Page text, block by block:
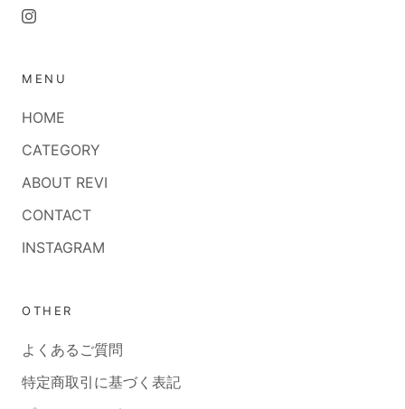
MENU
HOME
CATEGORY
ABOUT REVI
CONTACT
INSTAGRAM
OTHER
よくあるご質問
特定商取引に基づく表記